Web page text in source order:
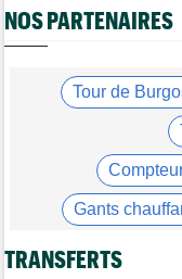
Marlen Reusser :
WorldTour
Tour de France
Vollering :
Tour de France
Geraint Thomas :
Le Mercato vélo est
transferts
NOS PARTENAIRES
Tour de
Gants
Casque
TRANSFERTS